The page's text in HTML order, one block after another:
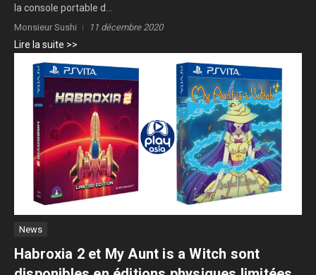
la console portable d...
Monsieur Sushi 11 décembre 2020
Lire la suite >>
News
Habroxia 2 et My Aunt is a Witch sont